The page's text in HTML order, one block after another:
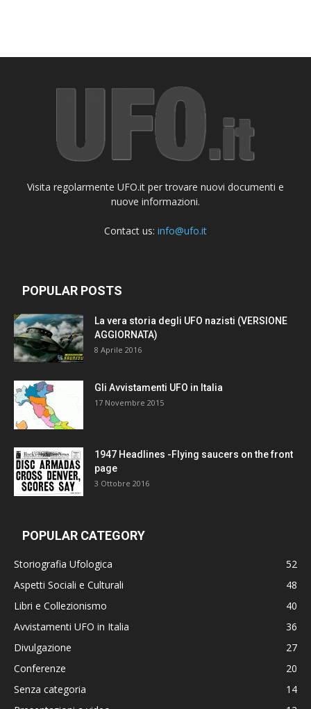
Visita regolarmente UFO.it per trovare nuovi documenti e
nuove informazioni.
Contact us: info@ufo.it
POPULAR POSTS
La vera storia degli UFO nazisti (VERSIONE
AGGIORNATA)
8 Aprile 2016
Gli Avvistamenti UFO in Italia
17 Novembre 2015
1947 Headlines -Flying saucers on the front
page
3 Ottobre 2016
POPULAR CATEGORY
Storiografia Ufologica
52
Aspetti Sociali e Culturali
48
Libri e Collezionismo
40
Avvistamenti UFO in Italia
36
Divulgazione
27
Conferenze
20
Senza categoria
14